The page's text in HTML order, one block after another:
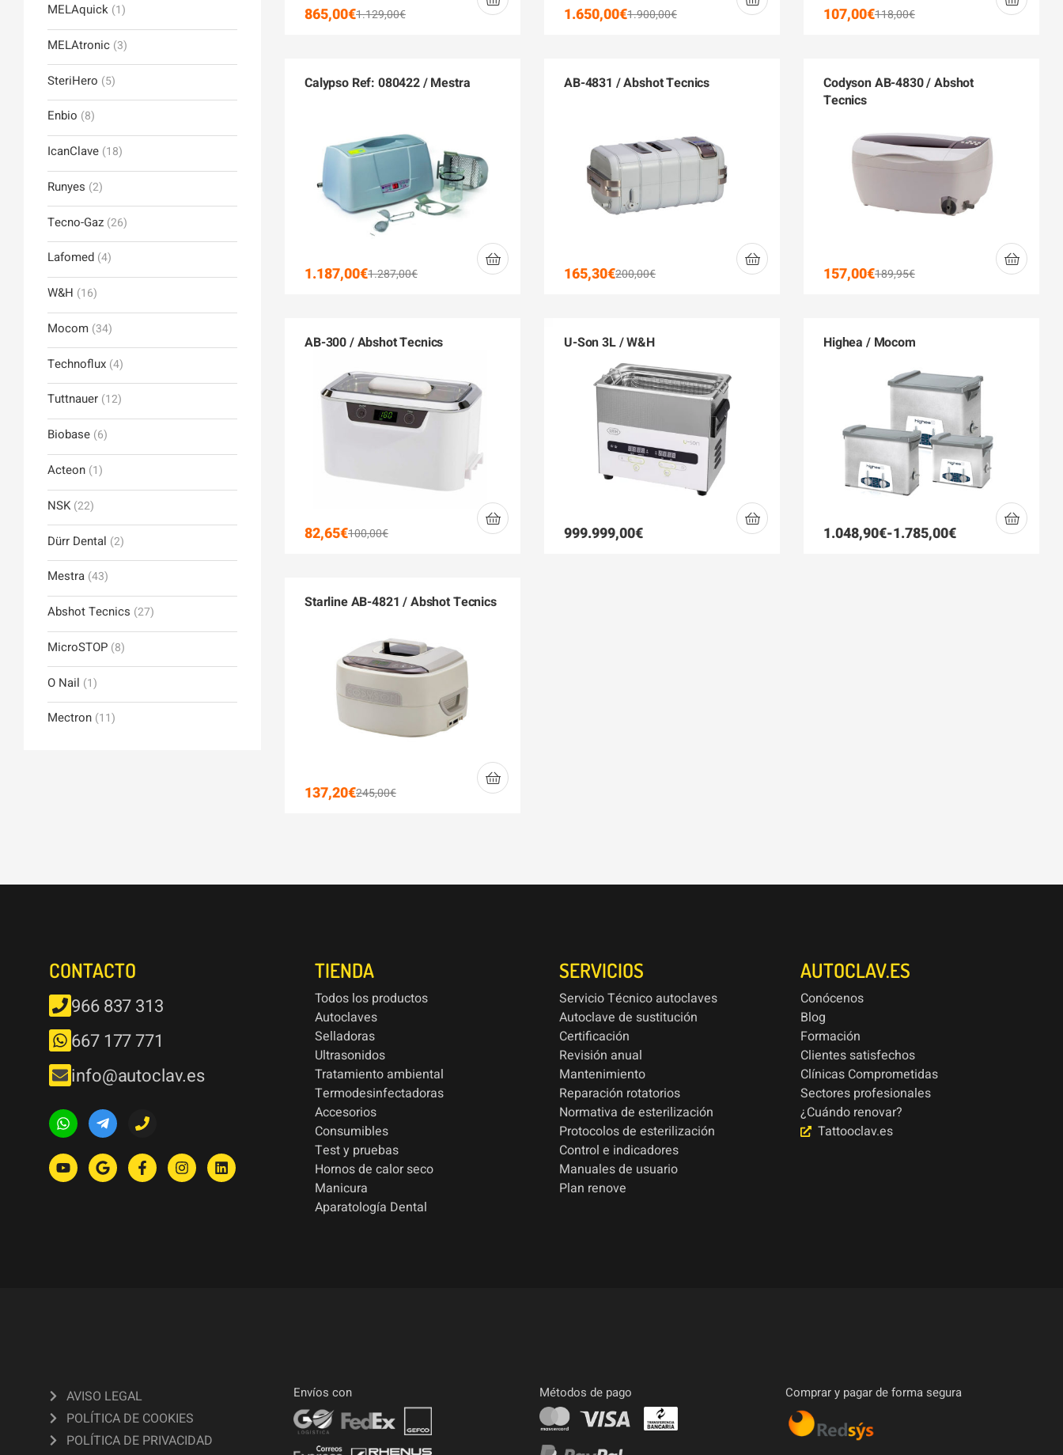
1.129,00€
865,00€ 1.900,00€
1.650,00€ 118,00€
107,00€
Calypso Ref: 080422 / Mestra
1.287,00€
1.187,00€
AB-4831 / Abshot Tecnics
200,00€
165,30€
Codyson AB-4830 / Abshot
Tecnics
189,95€
157,00€
AB-300 / Abshot Tecnics
100,00€
82,65€
U-Son 3L / W&H
999.999,00€
Highea / Mocom
1.048,90€-1.785,00€
Starline AB-4821 / Abshot Tecnics
245,00€
137,20€
MELAquick (1)
MELAtronic (3)
SteriHero (5)
Enbio (8)
IcanClave (18)
Runyes (2)
Tecno-Gaz (26)
Lafomed (4)
W&H (16)
Mocom (34)
Technoflux (4)
Tuttnauer (12)
Biobase (6)
Acteon (1)
NSK (22)
Dürr Dental (2)
Mestra (43)
Abshot Tecnics (27)
MicroSTOP (8)
O Nail (1)
Mectron (11)
CONTACTO
966 837 313
667 177 771
info@autoclav.es
TIENDA
Todos los productos
Autoclaves
Selladoras
Ultrasonidos
Tratamiento ambiental
Termodesinfectadoras
Accesorios
Consumibles
Test y pruebas
Hornos de calor seco
Manicura
Aparatología Dental
SERVICIOS
Servicio Técnico autoclaves
Autoclave de sustitución
Certificación
Revisión anual
Mantenimiento
Reparación rotatorios
Normativa de esterilización
Protocolos de esterilización
Control e indicadores
Manuales de usuario
Plan renove
AUTOCLAV.ES
Conócenos
Blog
Formación
Clientes satisfechos
Clínicas Comprometidas
Sectores profesionales
¿Cuándo renovar?
Tattooclav.es
AVISO LEGAL
POLÍTICA DE COOKIES
POLÍTICA DE PRIVACIDAD
Envíos con Métodos de pago Comprar y pagar de forma segura